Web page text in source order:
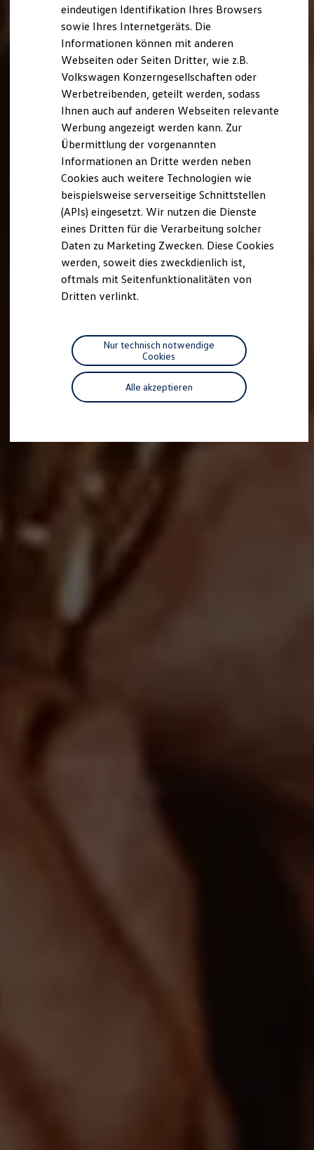
Lifestyle Shop
T-Roc Kollektion
Golf Kollektion
Volkswagen Kollektion
R-Kollektion
GTI Kollektion
Fußball Drop
we drive football
#wedriveproud
Besitzer und Service
myVolkswagen
Software Updates
Service und Ersatzteile
Inspektion und HU/AU
Reparaturen und Checks
Motorenöl und Flüssigkeiten
Räder und Reifen
Pannen- und Unfallhilfe
Economy Service
Volkswagen Teile
Zubehör
Modellspezifisches Zubehör
Individualisieren
Wallbox und Ladekabel
Digitale Extras
Dienste für Ihr Modell finden
Volkswagen Apps, Login und Shop
Handy und Fahrzeug verbinden
Vorgängermodelle
Assistenzsysteme
Pannen- und Unfallhilfe
Volkswagen Kundenbetreuung
eindeutigen Identifikation Ihres Browsers
sowie Ihres Internetgeräts. Die
Informationen können mit anderen
Webseiten oder Seiten Dritter, wie z.B.
Volkswagen Konzerngesellschaften oder
Werbetreibenden, geteilt werden, sodass
Ihnen auch auf anderen Webseiten relevante
Werbung angezeigt werden kann. Zur
Übermittlung der vorgenannten
Informationen an Dritte werden neben
Cookies auch weitere Technologien wie
beispielsweise serverseitige Schnittstellen
(APIs) eingesetzt. Wir nutzen die Dienste
eines Dritten für die Verarbeitung solcher
Daten zu Marketing Zwecken. Diese Cookies
werden, soweit dies zweckdienlich ist,
oftmals mit Seitenfunktionalitäten von
Dritten verlinkt.
Alle akzeptieren
Nur technisch notwendige
Cookies